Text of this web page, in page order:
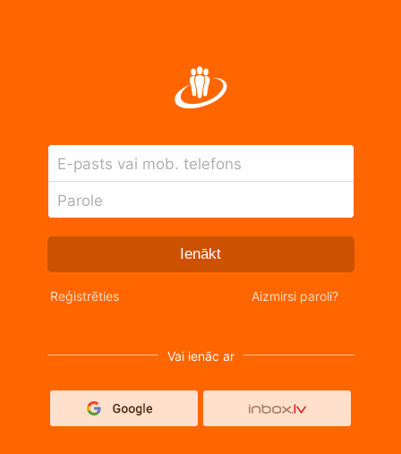
E-pasts vai mob. telefons
Parole
Ienākt
Reģistrēties Aizmirsi paroli?
Vai ienāc ar